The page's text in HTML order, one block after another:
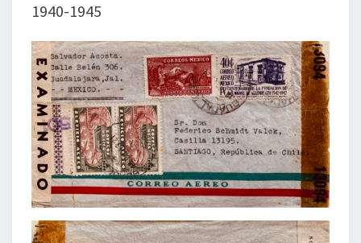
1940-1945